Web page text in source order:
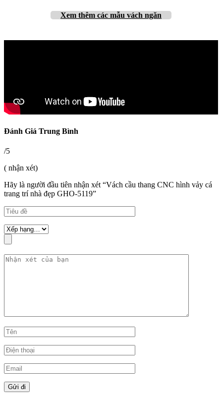
Xem thêm các mẫu vách ngăn
Đánh Giá Trung Bình
/5
( nhận xét)
Hãy là người đầu tiên nhận xét “Vách cầu thang CNC hình vảy cá
trang trí nhà đẹp GHO-5119”